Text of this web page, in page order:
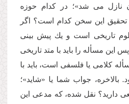
نازل مى شد»؛ در كدام حوزه
این سخن كدام است؟ اگر
تاریخى است و یك پیش بینى
این مسأله را باید با متد تاریخى
كلامى یا فلسفى است، باید با
جواب شما یا «شاید»؛
دارید؟ نقل شده، كه مدعى این